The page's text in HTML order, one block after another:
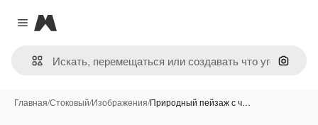
Close menu
Magnific
Поиск
Главная/Стоковый/Изображения/Природный пейзаж с ч…